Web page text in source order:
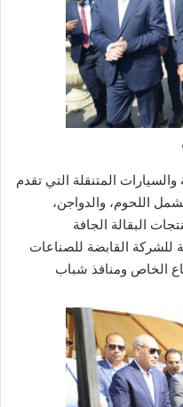
المتنقلة التي تقدم
اللحوم، والدواجن،
البقالة الجافة
للشركة القابضة للصناعات
الخاص ومنافذ شباب